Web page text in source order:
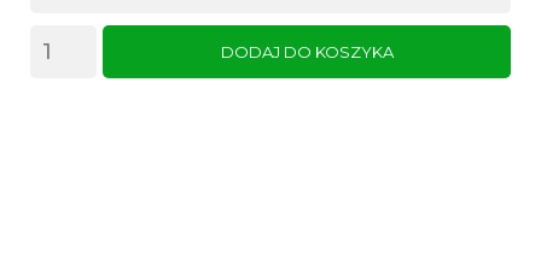
DODAJ DO KOSZYKA